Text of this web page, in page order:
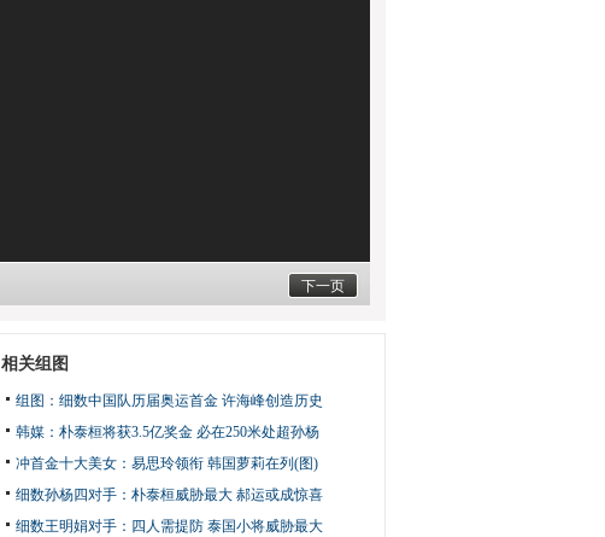
下一页
相关组图
组图：细数中国队历届奥运首金 许海峰创造历史
韩媒：朴泰桓将获3.5亿奖金 必在250米处超孙杨
冲首金十大美女：易思玲领衔 韩国萝莉在列(图)
细数孙杨四对手：朴泰桓威胁最大 郝运或成惊喜
细数王明娟对手：四人需提防 泰国小将威胁最大